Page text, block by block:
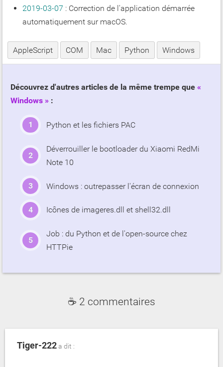
2019-03-07 : Correction de l'application démarrée
automatiquement sur macOS.
AppleScript COM Mac Python Windows
Découvrez d'autres articles de la même trempe que
Windows
:
Python et les fichiers PAC
Déverrouiller le bootloader du Xiaomi RedMi
Note 10
Windows : outrepasser l'écran de connexion
Icônes de imageres.dll et shell32.dll
Job : du Python et de l'open-source chez
HTTPie
☕ 2 commentaires
Tiger-222a dit :